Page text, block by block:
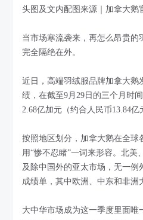
头图及文内配图来源｜加拿大鹅
当市场寒流袭来，再怎么昂贵的
完全隔绝在外。
近日，高端羽绒服品牌加拿大鹅
绩，在截至9月29日的三个月时
2.68亿加元（约合人民币13.84亿
按照地区划分，加拿大鹅在全球
用“惨不忍睹”一词来形容。北美
及除中国外的亚太市场，无一例
成绩单，其中欧洲、中东和非洲
大中华市场成为这一季度里面唯